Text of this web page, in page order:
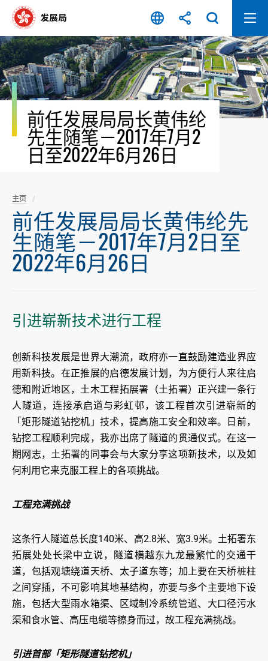
容
开
始
前任发展局局长黄伟纶
先生随笔－2017年7月2
日至2022年6月26日
主页
前任发展局局长黄伟纶先
生随笔－2017年7月2日至
2022年6月26日
引进崭新技术进行工程
创新科技发展是世界大潮流，政府亦一直鼓励建造业界应
用新科技。在正推展的启德发展计划，为方便行人来往启
德和附近地区，土木工程拓展署（土拓署）正兴建一条行
人隧道，连接承启道与彩虹邨，该工程首次引进崭新的
「矩形隧道钻挖机」技术，提高施工安全和效率。日前，
钻挖工程顺利完成，我亦出席了隧道的贯通仪式。在这一
期网志，土拓署的同事会与大家分享这项新技术，以及如
何利用它来克服工程上的各项挑战。
工程充满挑战
这条行人隧道总长度140米、高2.8米、宽3.9米。土拓署东
拓展处处长梁中立说，隧道横越东九龙最繁忙的交通干
道，包括观塘绕道天桥、太子道东等；加上要在天桥桩柱
之间穿插，不可影响其地基结构，亦要与多个主要地下设
施，包括大型雨水箱渠、区域制冷系统管道、大口径污水
渠和食水管、高压电缆等擦身而过，故工程充满挑战。
引进首部「矩形隧道钻挖机」